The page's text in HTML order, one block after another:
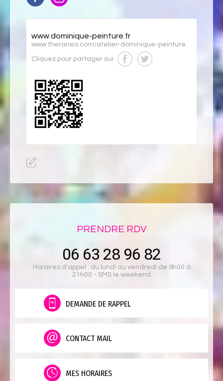
www.dominique-peinture.fr
www.theraneo.com/atelier-dominique-peinture
Cliquez pour partager sur
PRENDRE RDV
06 63 28 96 82
Horaires d'appel : du lundi au vendredi de 9h00 à
21h00 - SMS le weekend
DEMANDE DE RAPPEL
CONTACT MAIL
MES HORAIRES